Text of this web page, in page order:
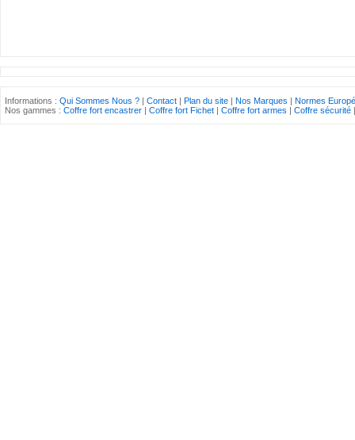
Informations :Qui Sommes Nous ? |Contact |Plan du site |Nos Marques |Normes
Nos gammes :Coffre fort encastrer |Coffre fort Fichet |Coffre fort armes |Coffre sécurité